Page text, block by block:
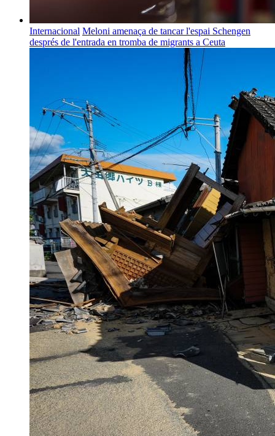
Internacional Meloni amenaça de tancar l'espai Schengen
després de l'entrada en tromba de migrants a Ceuta